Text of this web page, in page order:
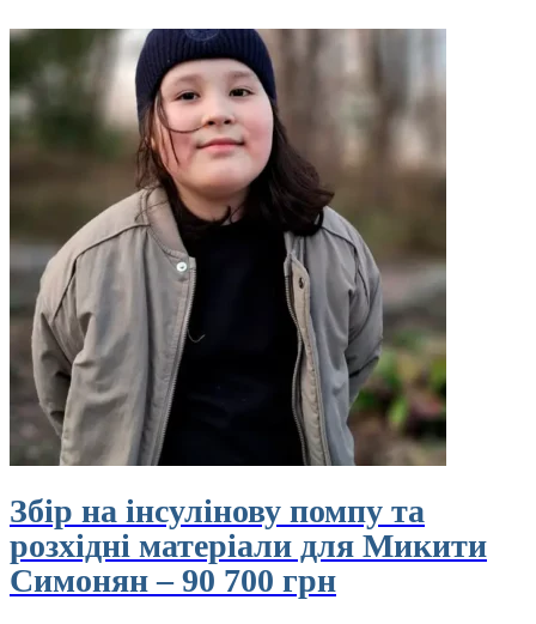
Збір на інсулінову помпу та
розхідні матеріали для Микити
Симонян – 90 700 грн